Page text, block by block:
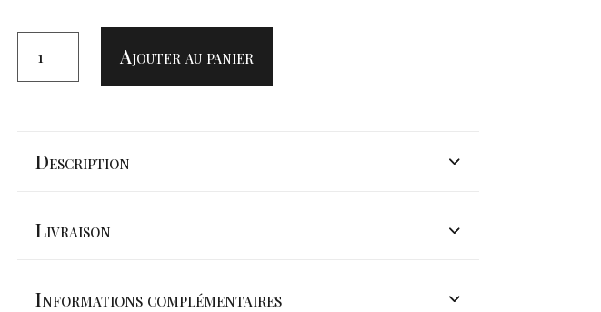
NOUVEAUTÉ
Ajouter au panier
Description
Livraison
Informations complémentaires